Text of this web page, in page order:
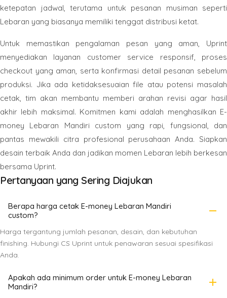
ketepatan jadwal, terutama untuk pesanan musiman seperti
Lebaran yang biasanya memiliki tenggat distribusi ketat.
Untuk memastikan pengalaman pesan yang aman, Uprint
menyediakan layanan customer service responsif, proses
checkout yang aman, serta konfirmasi detail pesanan sebelum
produksi. Jika ada ketidaksesuaian file atau potensi masalah
cetak, tim akan membantu memberi arahan revisi agar hasil
akhir lebih maksimal. Komitmen kami adalah menghasilkan E-
money Lebaran Mandiri custom yang rapi, fungsional, dan
pantas mewakili citra profesional perusahaan Anda. Siapkan
desain terbaik Anda dan jadikan momen Lebaran lebih berkesan
bersama Uprint.
Pertanyaan yang Sering Diajukan
Berapa harga cetak E-money Lebaran Mandiri
custom?
remove
Harga tergantung jumlah pesanan, desain, dan kebutuhan
finishing. Hubungi CS Uprint untuk penawaran sesuai spesifikasi
Anda.
Apakah ada minimum order untuk E-money Lebaran
Mandiri?
add